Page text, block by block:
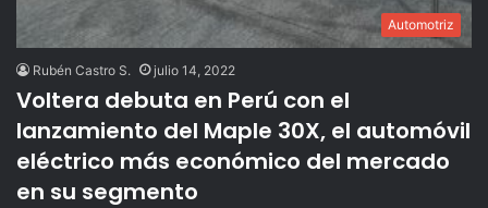
Automotriz
Rubén Castro S. julio 14, 2022
Voltera debuta en Perú con el
lanzamiento del Maple 30X, el automóvil
eléctrico más económico del mercado
en su segmento